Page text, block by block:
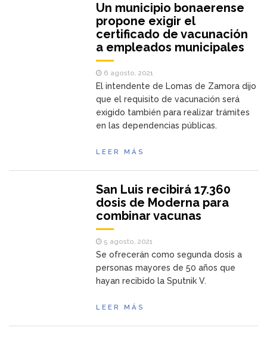
Un municipio bonaerense
propone exigir el
certificado de vacunación
a empleados municipales
6 agosto, 2021
El intendente de Lomas de Zamora dijo
que el requisito de vacunación será
exigido también para realizar trámites
en las dependencias públicas.
LEER MÁS
San Luis recibirá 17.360
dosis de Moderna para
combinar vacunas
5 agosto, 2021
Se ofrecerán como segunda dosis a
personas mayores de 50 años que
hayan recibido la Sputnik V.
LEER MÁS